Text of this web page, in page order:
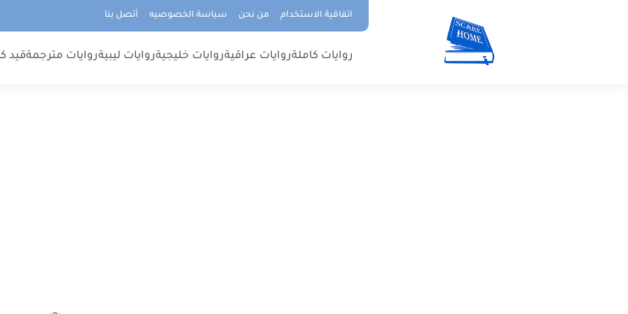
اتفاقية الاستخدام من نحن سياسة الخصوصيه أتصل بنا
روايات كاملةروايات عراقيةروايات خليجيةروايات ليبيةروايات مترجمةقيد